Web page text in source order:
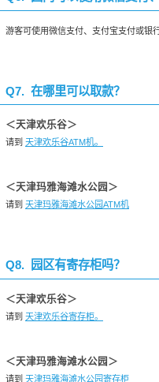
游客可使用微信支付、支付宝支付或银
Q7. 在哪里可以取款？
＜天津欢乐谷＞
请到 天津欢乐谷ATM机。
＜天津玛雅海滩水公园＞
请到 天津玛雅海滩水公园ATM机
Q8. 园区有寄存柜吗？
＜天津欢乐谷＞
请到 天津欢乐谷寄存柜。
＜天津玛雅海滩水公园＞
请到 天津玛雅海滩水公园寄存柜